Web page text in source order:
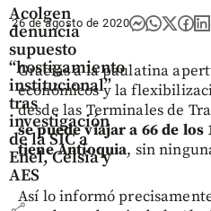
Acolgen
denuncia
supuesto
“hostigamiento
institucional”
tras
investigación
de la SIC a
Enel, Celsia y
AES
26 de agosto de 2020
Gracias a la paulatina
económicos y la
desde las Terminales de
se puede viajar a 66 de
tiene Antioquia, sin
Así lo informó